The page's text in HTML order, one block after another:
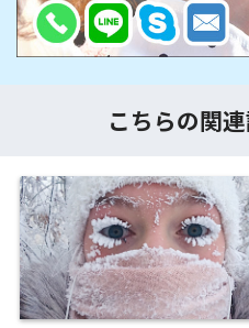
こちらの関